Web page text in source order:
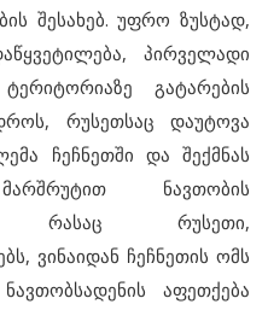
შესახებ. უფრო ზუსტად,
პირველადი
გატარების
რუსეთსაც დაუტოვა
ჩეჩნეთში და შექმნას
ნავთობის
რასაც რუსეთი,
ვინაიდან ჩეჩნეთის ომს
აფეთქება